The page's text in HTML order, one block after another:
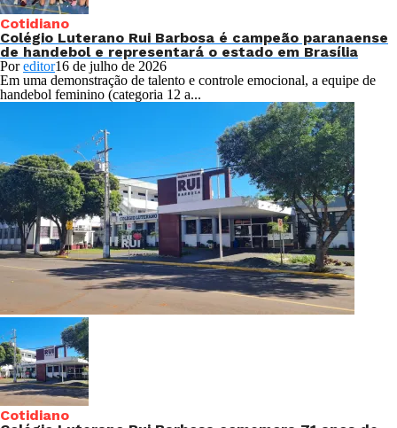
Cotidiano
Colégio Luterano Rui Barbosa é campeão paranaense
de handebol e representará o estado em Brasília
Poreditor16 de julho de 2026
Em uma demonstração de talento e controle emocional, a equipe de
handebol feminino (categoria 12 a...
Cotidiano